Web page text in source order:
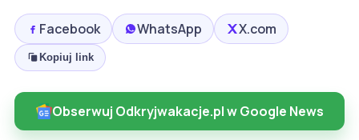
Facebook WhatsApp X.com
Kopiuj link
Obserwuj Odkryjwakacje.pl w Google News